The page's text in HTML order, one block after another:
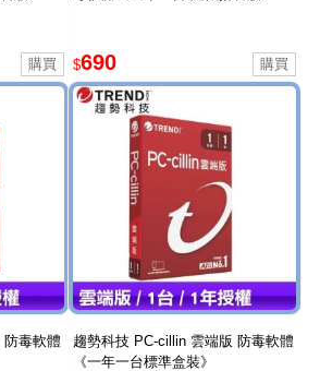
$690
毒軟體
趨勢科技 PC-cillin 雲端版 防毒軟體
《一年一台標準盒裝》